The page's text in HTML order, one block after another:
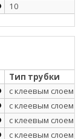
10
Тип трубки
с клеевым слоем
с клеевым слоем
с клеевым слоем
с клеевым слоем